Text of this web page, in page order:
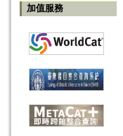
加值服務